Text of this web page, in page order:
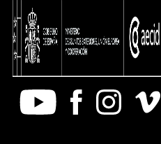
Youtube FacebookInstagram
Vimeo